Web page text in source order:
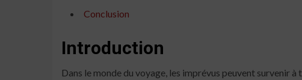
Conclusion
Introduction
Dans le monde du voyage, les imprévus peuvent survenir